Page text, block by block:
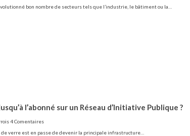
bon nombre de secteurs tels que l’industrie, le bâtiment ou la…
l’abonné sur un Réseau d’Initiative Publique ?
4 Comentaires
verre est en passe de devenir la principale infrastructure…